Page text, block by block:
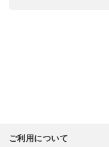
ご利用について